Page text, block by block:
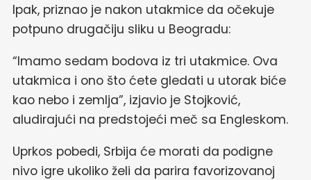
Ipak, priznao je nakon utakmice da očekuje
potpuno drugačiju sliku u Beogradu:
“Imamo sedam bodova iz tri utakmice. Ova
utakmica i ono što ćete gledati u utorak biće
kao nebo i zemlja”, izjavio je Stojković,
aludirajući na predstojeći meč sa Engleskom.
Uprkos pobedi, Srbija će morati da podigne
nivo igre ukoliko želi da parira favorizovanoj